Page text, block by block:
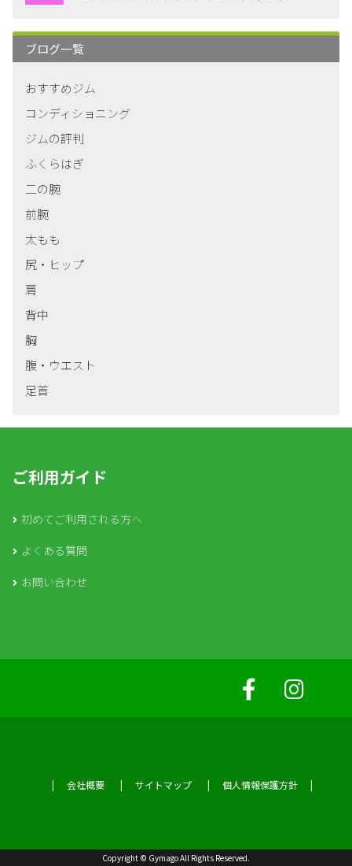
ブログ一覧
おすすめジム
コンディショニング
ジムの評判
ふくらはぎ
二の腕
前腕
太もも
尻・ヒップ
肩
背中
胸
腹・ウエスト
足首
ご利用ガイド
初めてご利用される方へ
よくある質問
お問い合わせ
会社概要 サイトマップ 個人情報保護方針
Copyright © Gymago All Rights Reserved.